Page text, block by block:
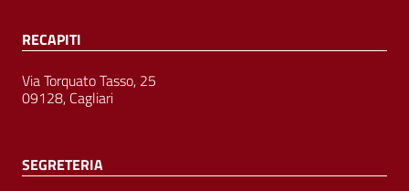
RECAPITI
Via Torquato Tasso, 25
09128, Cagliari
SEGRETERIA